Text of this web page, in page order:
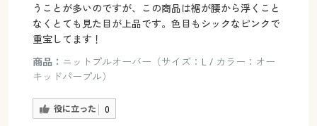
うことが多いのですが、この商品は裾が腰から浮くこと
なくとても見た目が上品です。色目もシックなピンクで
重宝してます！
商品： ニットプルオーバー（サイズ：L / カラー：オー
キッドパープル）
役に立った 0